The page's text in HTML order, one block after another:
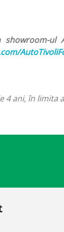
showroom-ul
4 ani, în limita